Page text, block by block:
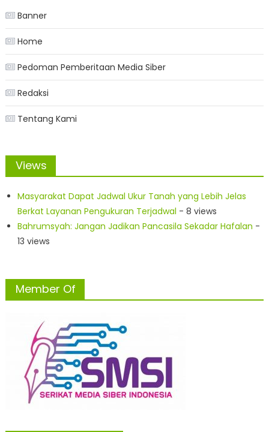
Banner
Home
Pedoman Pemberitaan Media Siber
Redaksi
Tentang Kami
Views
Masyarakat Dapat Jadwal Ukur Tanah yang Lebih Jelas
Berkat Layanan Pengukuran Terjadwal - 8 views
Bahrumsyah: Jangan Jadikan Pancasila Sekadar Hafalan -
13 views
Member Of